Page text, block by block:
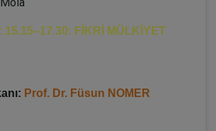
15.15–17.30: FİKRİ MÜLKİYET
Prof. Dr. Füsun NOMER